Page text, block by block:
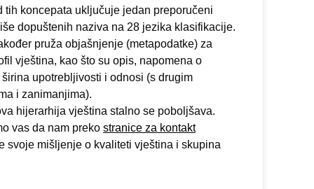
tih koncepata uključuje jedan preporučeni
dopuštenih naziva na 28 jezika klasifikacije.
pruža objašnjenje (metapodatke) za
vještina, kao što su opis, napomena o
upotrebljivosti i odnosi (s drugim
i zanimanjima).
hijerarhija vještina stalno se poboljšava.
vas da nam preko stranice za kontakt
svoje mišljenje o kvaliteti vještina i skupina